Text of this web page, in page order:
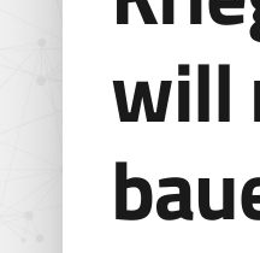
will